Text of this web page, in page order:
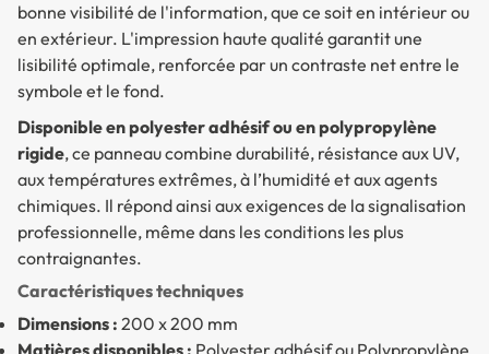
bonne visibilité de l'information, que ce soit en intérieur ou
en extérieur. L'impression haute qualité garantit une
lisibilité optimale, renforcée par un contraste net entre le
symbole et le fond.
Disponible en polyester adhésif ou en polypropylène
rigide, ce panneau combine durabilité, résistance aux UV,
aux températures extrêmes, à l’humidité et aux agents
chimiques. Il répond ainsi aux exigences de la signalisation
professionnelle, même dans les conditions les plus
contraignantes.
Caractéristiques techniques
Dimensions : 200 x 200 mm
Matières disponibles : Polyester adhésif ou Polypropylène